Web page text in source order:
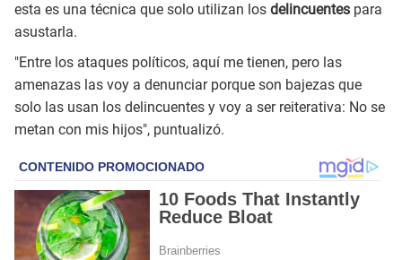
esta es una técnica que solo utilizan los delincuentes para
asustarla.
"Entre los ataques políticos, aquí me tienen, pero las
amenazas las voy a denunciar porque son bajezas que
solo las usan los delincuentes y voy a ser reiterativa: No se
metan con mis hijos", puntualizó.